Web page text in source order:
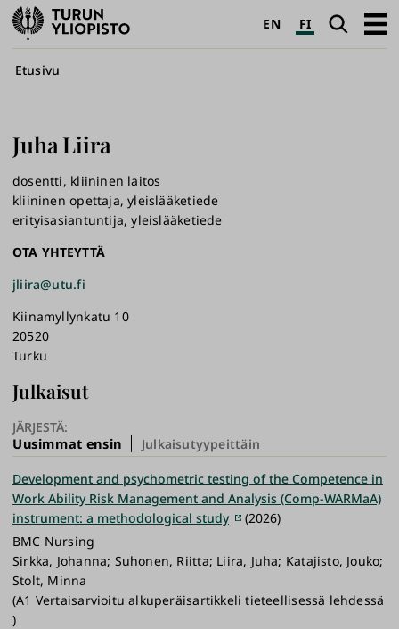
Turun
yliopisto
EN FI Haku
Avaa
Murupolku
Etusivu
Juha Liira
dosentti, kliininen laitos
kliininen opettaja, yleislääketiede
erityisasiantuntija, yleislääketiede
OTA YHTEYTTÄ
jliira@utu.fi
Kiinamyllynkatu 10
20520
Turku
Julkaisut
JÄRJESTÄ:
Uusimmat ensin Julkaisutyypeittäin
Development and psychometric testing of the Competence in
Work Ability Risk Management and Analysis (Comp-WARMaA)
instrument: a methodological study
(2026)
BMC Nursing
Sirkka, Johanna; Suhonen, Riitta; Liira, Juha; Katajisto, Jouko;
Stolt, Minna
(A1 Vertaisarvioitu alkuperäisartikkeli tieteellisessä lehdessä
)